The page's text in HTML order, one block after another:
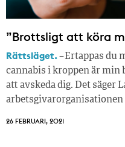
”Brottsligt att köra
Rättsläget.– Ertappas du
cannabis i kroppen är min
att avskeda dig. Det säger
arbetsgivarorganisationen
26 FEBRUARI, 2021